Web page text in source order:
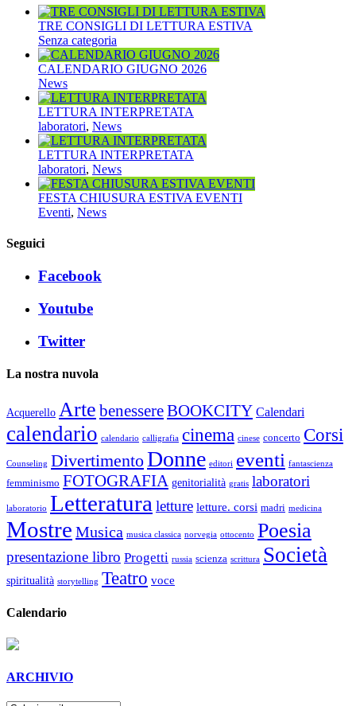
TRE CONSIGLI DI LETTURA ESTIVA
Senza categoria
CALENDARIO GIUGNO 2026
News
LETTURA INTERPRETATA
laboratori, News
LETTURA INTERPRETATA
laboratori, News
FESTA CHIUSURA ESTIVA EVENTI
Eventi, News
Seguici
Facebook
Youtube
Twitter
La nostra nuvola
Acquerello Arte benessereBOOKCITY Calendari
calendario calendario calligrafia cinema cinese concerto Corsi
Counseling DivertimentoDonne editori eventi fantascienza
femminismo FOTOGRAFIA genitorialità gratis laboratori
laboratorio Letteratura letture letture. corsi madri medicina
Mostre Musica musica classica norvegia ottocento Poesia
presentazione libro Progetti russia scienza scrittura Società
spiritualità storytelling Teatro voce
Calendario
ARCHIVIO